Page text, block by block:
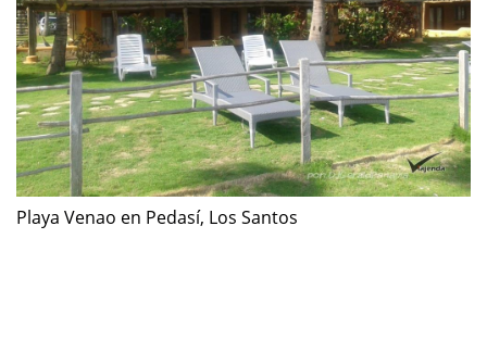
Playa Venao en Pedasí, Los Santos